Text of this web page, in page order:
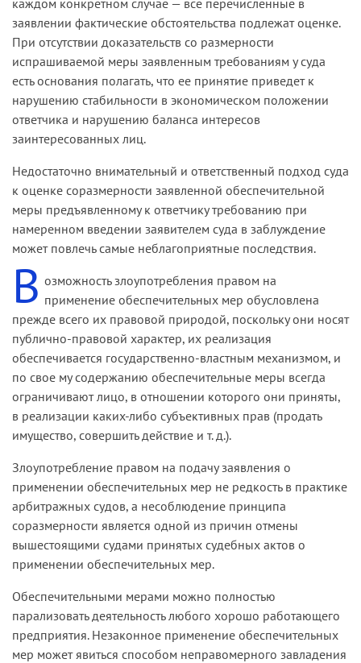
заявлении фактические обстоятельства подлежат оценке.
При отсутствии доказательств со­ размерности
испрашиваемой меры заявленным требованиям у суда
есть основания полагать, что ее принятие приведет к
нарушению стабильности в экономическом положении
ответчика и нарушению баланса интересов
заинтересованных лиц.
Недостаточно внимательный и ответственный подход суда
к оценке соразмерности заявленной обеспечительной
меры предъяв­ленному к ответчику требованию при
намеренном введении заяви­телем суда в заблуждение
может повлечь самые неблагоприятные последствия.
В озможность злоупотребления правом на
применение обеспечи­тельных мер обусловлена
прежде всего их правовой природой, поскольку они носят
публично­-правовой характер, их реализация
обеспечивается государственно-­властным механизмом, и
по свое­ му содержанию обеспечительные меры всегда
ограничивают лицо, в отношении которого они приняты,
в реализации каких­-либо субъ­ективных прав (продать
имущество, совершить действие и т. д.).
Злоупотребление правом на подачу заявления о
применении обеспечительных мер не редкость в практике
арбитражных су­дов, а несоблюдение принципа
соразмерности является одной из причин отмены
вышестоящими судами принятых судебных актов о
применении обеспечительных мер.
Обеспечительными мерами можно полностью
парализовать де­ятельность любого хорошо работающего
предприятия. Незаконное применение обеспечительных
мер может явиться способом непра­вомерного завладения